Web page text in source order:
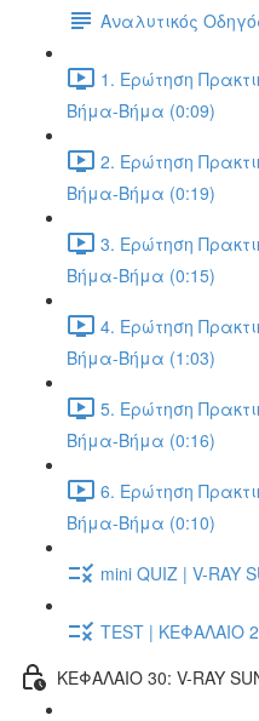
Αναλυτικός
1. Ερώτηση
Βήμα-Βήμα (0:09)
2. Ερώτηση
Βήμα-Βήμα (0:19)
3. Ερώτηση
Βήμα-Βήμα (0:15)
4. Ερώτηση
Βήμα-Βήμα (1:03)
5. Ερώτηση
Βήμα-Βήμα (0:16)
6. Ερώτηση
Βήμα-Βήμα (0:10)
mini QUIZ | V-RAY
TEST | ΚΕΦΑΛΑΙΟ
ΚΕΦΑΛΑΙΟ 30: V-RAY